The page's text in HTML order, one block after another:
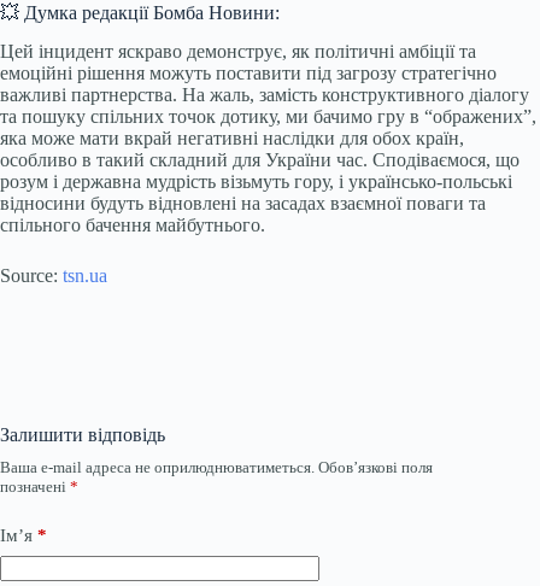
💥 Думка редакції Бомба Новини:
Цей інцидент яскраво демонструє, як політичні амбіції та
емоційні рішення можуть поставити під загрозу стратегічно
важливі партнерства. На жаль, замість конструктивного діалогу
та пошуку спільних точок дотику, ми бачимо гру в “ображених”,
яка може мати вкрай негативні наслідки для обох країн,
особливо в такий складний для України час. Сподіваємося, що
розум і державна мудрість візьмуть гору, і українсько-польські
відносини будуть відновлені на засадах взаємної поваги та
спільного бачення майбутнього.
Source: tsn.ua
Залишити відповідь
Ваша e-mail адреса не оприлюднюватиметься. Обов’язкові поля
позначені *
Ім’я *